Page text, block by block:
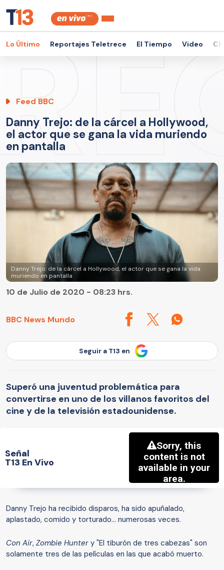
Lo Último Reportajes Teletrece El Tiempo Video
Feed BBC
Danny Trejo: de la cárcel a Hollywood,
el actor que se gana la vida muriendo
en pantalla
Danny Trejo: de la cárcel a Hollywood, el actor que se gana la vida
muriendo en pantalla
BBC News Mundo
10 de Julio de 2020 - 08:23 hrs.
Seguir a T13 en
Superó una juventud problemática para
convertirse en uno de los villanos favoritos del
cine y de la televisión estadounidense.
Señal
T13 En Vivo
Danny Trejo ha recibido disparos, ha sido apuñalado,
aplastado, comido y torturado... numerosas veces.
Con Air, Zombie Hunter y "El tiburón de tres cabezas" son
solamente tres de las películas en las que acabó muerto.